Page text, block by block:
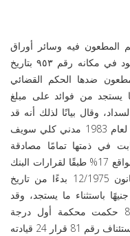
المطعون فيه وسائر أوراق
الطعن- تتحصل على أن بنك الطاعن موجود في مكانه رقم ٩٥٣ بتاريخ
ضدها الحكم القضائي
له مبلغ ١٣٥٠ جنيه وما يستجد من فوائد على مبلغ
حتى تمام السداد، وقال بيانًا لذلك أنه قد
صدر اسماءه الحكم في القسم رقم 2273 لعام 1983 مدني كلي سويف
في ذمتها تمامًا مصادقة
موقعها منها، ولما كان يشارك لها بفوائدها بواقع 17% طبقًا لقرارات البنك
المركزي نفاذًا لأحكام المادة 7/د من القانون 12/1975 بدءًا من تاريخ
الاستحقاق في 30/6/1981 وجملتها 135 جنيهًا باستثناء ما يستجد، وقد
أقامت قضيته السالفة، وبتاريخ 8/3/1986 حكمت محكمة أول درجة
برفض ما جاء، وأتى الطاعن بهذا الحكم بالاستئناف رقم 81 قرار 24 قيادته